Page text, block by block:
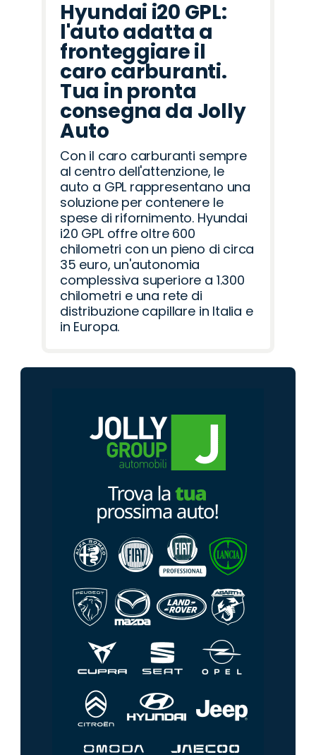
Hyundai i20 GPL:
l'auto adatta a
fronteggiare il
caro carburanti.
Tua in pronta
consegna da Jolly
Auto
Con il caro carburanti sempre
al centro dell'attenzione, le
auto a GPL rappresentano una
soluzione per contenere le
spese di rifornimento. Hyundai
i20 GPL offre oltre 600
chilometri con un pieno di circa
35 euro, un'autonomia
complessiva superiore a 1.300
chilometri e una rete di
distribuzione capillare in Italia e
in Europa.